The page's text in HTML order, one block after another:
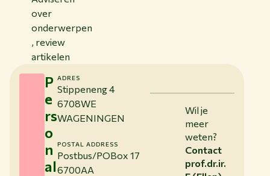
over
onderwerpen
, review
artikelen
P
e
rs
o
n
al
ADRES
Stippeneng 4
6708WE
WAGENINGEN
POSTAL ADDRESS
Postbus/POBox 17
6700AA
Wil je
meer
weten?
Contact
prof.dr.ir.